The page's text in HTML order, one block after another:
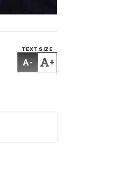
TEXT SIZE
- +